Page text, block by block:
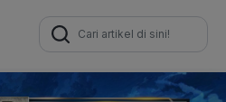
Search
for: